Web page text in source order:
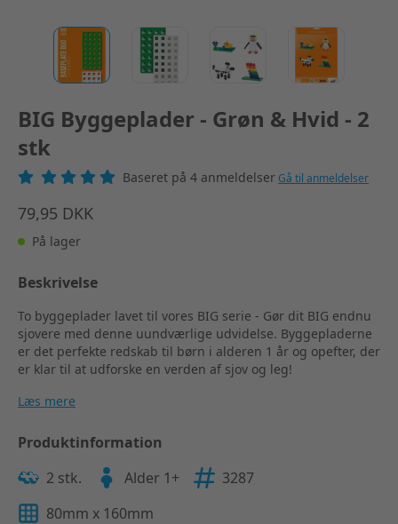
BIG Byggeplader - Grøn & Hvid - 2
stk
Baseret på 4 anmeldelserGå til anmeldelser
79,95 DKK
På lager
Beskrivelse
To byggeplader lavet til vores BIG serie - Gør dit BIG endnu
sjovere med denne uundværlige udvidelse. Byggepladerne
er det perfekte redskab til børn i alderen 1 år og opefter, der
er klar til at udforske en verden af sjov og leg!
Læs mere
Produktinformation
2 stk.
Alder 1+
3287
80mm x 160mm